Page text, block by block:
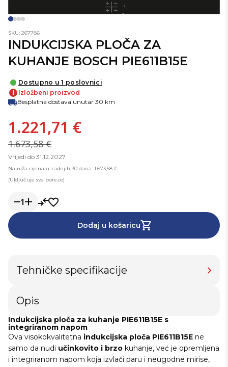
SKU: 267786
INDUKCIJSKA PLOČA ZA
KUHANJE BOSCH PIE611B15E
Dostupno u 1 poslovnici
! Izložbeni proizvod
Besplatna dostava unutar 30 km
1.221,71 €
1.673,58 €
Vrijedi do 31.12.2027.
Najniža cijena u zadnjih 30 dana: 1.673,58 €
(Uključuje sve poreze)
1
Dodaj u košaricu
Tehničke specifikacije
Opis
Indukcijska ploča za kuhanje PIE611B15E s
integriranom napom
Ova visokokvalitetna indukcijska ploča PIE611B15E ne
samo da nudi učinkovito i brzo kuhanje, već je opremljena
i integriranom napom koja izvlači paru i neugodne mirise,